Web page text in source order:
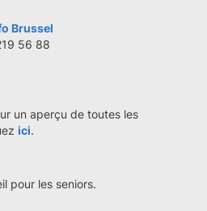
Brussel
56 88
un aperçu de toutes les
ici.
pour les seniors.